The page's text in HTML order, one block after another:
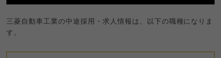
三菱自動車工業の中途採用・求人情報は、以下の職種になりま
す。